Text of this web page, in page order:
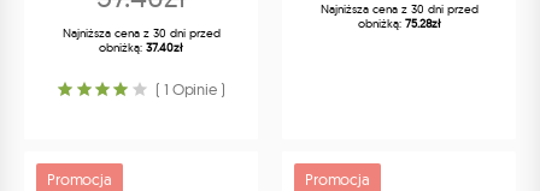
Najniższa cena z 30 dni przed
obniżką: 37.40zł
( 1 Opinie )
Najniższa cena z 30 dni przed
obniżką: 75.28zł
Promocja Promocja